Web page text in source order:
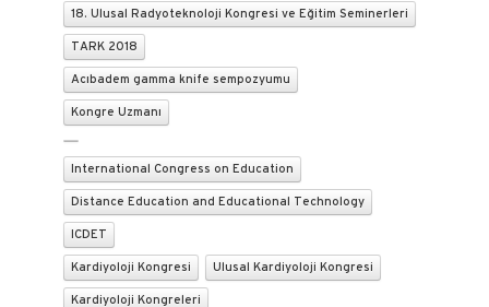
18. Ulusal Radyoteknoloji Kongresi ve Eğitim Seminerleri
TARK 2018
Acıbadem gamma knife sempozyumu
Kongre Uzmanı
International Congress on Education
Distance Education and Educational Technology
ICDET
Kardiyoloji Kongresi Ulusal Kardiyoloji Kongresi
Kardiyoloji Kongreleri